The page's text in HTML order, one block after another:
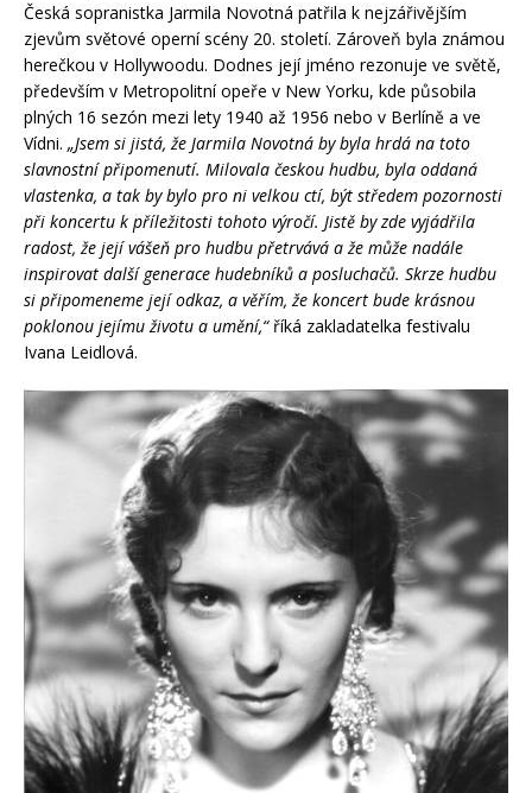
Česká sopranistka Jarmila Novotná patřila k nejzářivějším
zjevům světové operní scény 20. století. Zároveň byla známou
herečkou v Hollywoodu. Dodnes její jméno rezonuje ve světě,
především v Metropolitní opeře v New Yorku, kde působila
plných 16 sezón mezi lety 1940 až 1956 nebo v Berlíně a ve
Vídni. „Jsem si jistá, že Jarmila Novotná by byla hrdá na toto
slavnostní připomenutí. Milovala českou hudbu, byla oddaná
vlastenka, a tak by bylo pro ni velkou ctí, být středem pozornosti
při koncertu k příležitosti tohoto výročí. Jistě by zde vyjádřila
radost, že její vášeň pro hudbu přetrvává a že může nadále
inspirovat další generace hudebníků a posluchačů. Skrze hudbu
si připomeneme její odkaz, a věřím, že koncert bude krásnou
poklonou jejímu životu a umění,“ říká zakladatelka festivalu
Ivana Leidlová.